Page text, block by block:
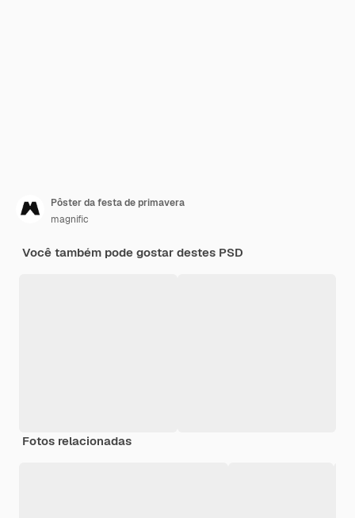
Pôster da festa de primavera
magnific
Você também pode gostar destes PSD
Fotos relacionadas